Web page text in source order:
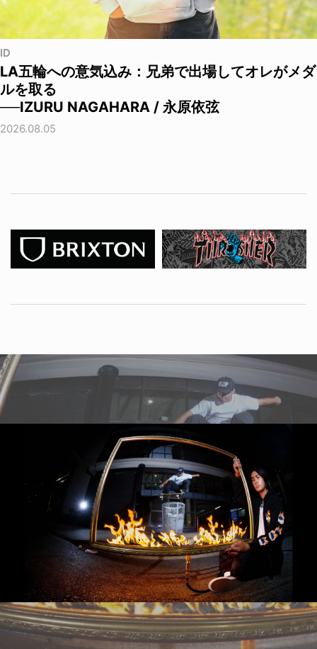
ID
LA五輪への意気込み：兄弟で出場してオレがメダ
ルを取る
──IZURU NAGAHARA / 永原依弦
2026.08.05